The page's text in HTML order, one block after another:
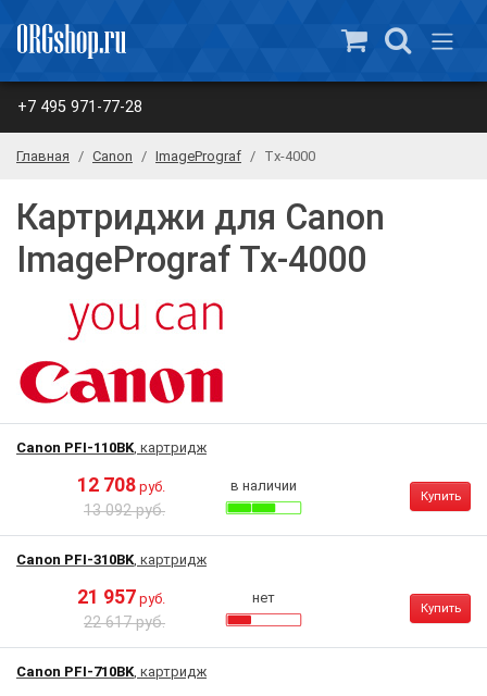
+7 495 971-77-28
Главная Canon ImagePrograf Tx-4000
Картриджи для Canon
ImagePrograf Tx-4000
Canon PFI-110BK, картридж
12 708 руб.
13 092 руб.
в наличии
Купить
Canon PFI-310BK, картридж
21 957 руб.
22 617 руб.
нет
Купить
Canon PFI-710BK, картридж